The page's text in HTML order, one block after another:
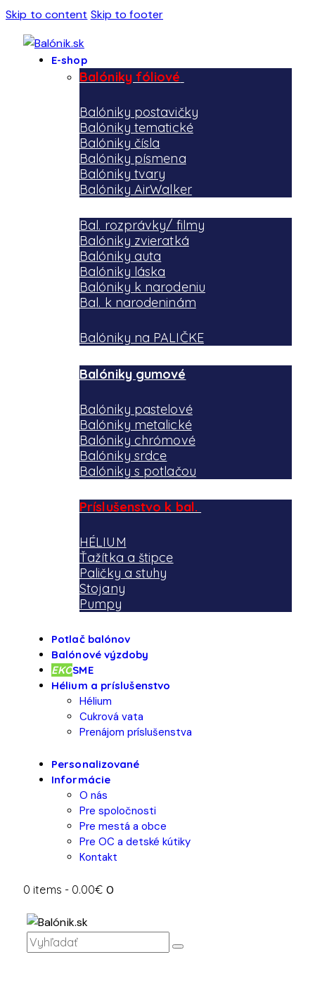
Skip to content Skip to footer
E-shop
Balóniky fóliové
Balóniky postavičky
Balóniky tematické
Balóniky čísla
Balóniky písmena
Balóniky tvary
Balóniky AirWalker
Bal. rozprávky/ filmy
Balóniky zvieratká
Balóniky auta
Balóniky láska
Balóniky k narodeniu
Bal. k narodeninám
Balóniky na PALIČKE
Balóniky gumové
Balóniky pastelové
Balóniky metalické
Balóniky chrómové
Balóniky srdce
Balóniky s potlačou
Príslušenstvo k bal.
HÉLIUM
Ťažítka a štipce
Paličky a stuhy
Stojany
Pumpy
Potlač balónov
Balónové výzdoby
EKOSME
Hélium a príslušenstvo
Hélium
Cukrová vata
Prenájom príslušenstva
Personalizované
Informácie
O nás
Pre spoločnosti
Pre mestá a obce
Pre OC a detské kútiky
Kontakt
0 items - 0.00€ 0